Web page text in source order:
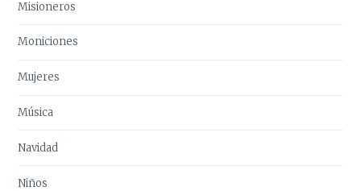
Misioneros
Moniciones
Mujeres
Música
Navidad
Niños